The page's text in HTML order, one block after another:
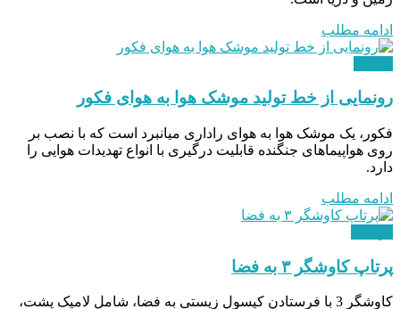
ادامه مطلب
رونمایی از خط تولید موشک هوا به ‌هوای فکور
فکور، یک موشک هوا به هوای راداری میانبرد است که با نصب بر
روی هواپيماهای جنگنده قابليت درگيری با انواع تهديدات هوایی را
دارد.
ادامه مطلب
پرتاپ کاوشگر ۳ به فضا
کاوشگر 3 با فرستادن کپسول زیستی به فضا، شامل لامپک پشت،